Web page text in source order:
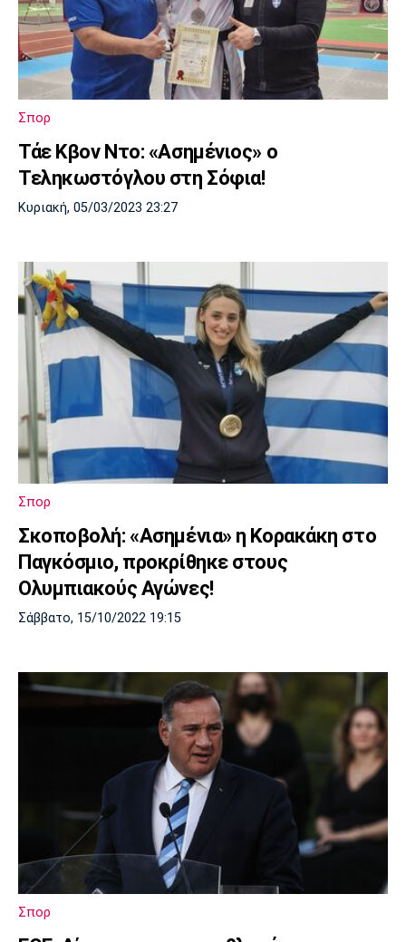
Σπορ
Τάε Κβον Ντο: «Ασημένιος» ο
Τεληκωστόγλου στη Σόφια!
Κυριακή, 05/03/2023 23:27
Σπορ
Σκοποβολή: «Ασημένια» η Κορακάκη στο
Παγκόσμιο, προκρίθηκε στους
Ολυμπιακούς Αγώνες!
Σάββατο, 15/10/2022 19:15
Σπορ